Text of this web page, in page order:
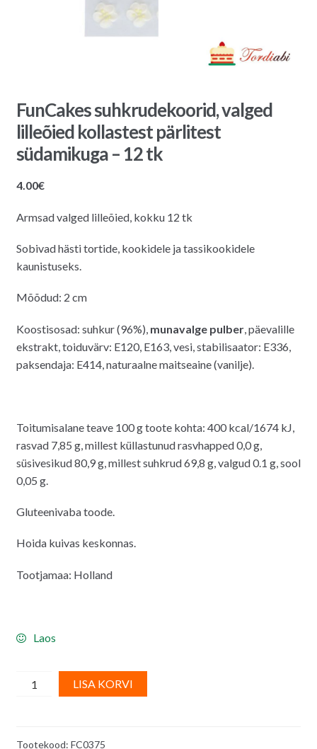
FunCakes suhkrudekoorid, valged
lilleõied kollastest pärlitest
südamikuga – 12 tk
4.00€
Armsad valged lilleõied, kokku 12 tk
Sobivad hästi tortide, kookidele ja tassikookidele
kaunistuseks.
Mõõdud: 2 cm
Koostisosad: suhkur (96%), munavalge pulber, päevalille
ekstrakt, toiduvärv: E120, E163, vesi, stabilisaator: E336,
paksendaja: E414, naturaalne maitseaine (vanilje).
Toitumisalane teave 100 g toote kohta: 400 kcal/1674 kJ,
rasvad 7,85 g, millest küllastunud rasvhapped 0,0 g,
süsivesikud 80,9 g, millest suhkrud 69,8 g, valgud 0.1 g, sool
0,05 g.
Gluteenivaba toode.
Hoida kuivas keskonnas.
Tootjamaa: Holland
Laos
FunCakes
suhkrudekoorid,
LISA KORVI
Tootekood: FC0375